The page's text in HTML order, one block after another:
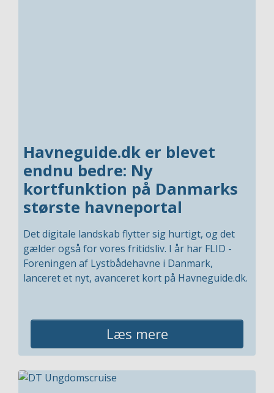
Havneguide.dk er blevet
endnu bedre: Ny
kortfunktion på Danmarks
største havneportal
Det digitale landskab flytter sig hurtigt, og det
gælder også for vores fritidsliv. I år har FLID -
Foreningen af Lystbådehavne i Danmark,
lanceret et nyt, avanceret kort på Havneguide.dk.
Læs mere